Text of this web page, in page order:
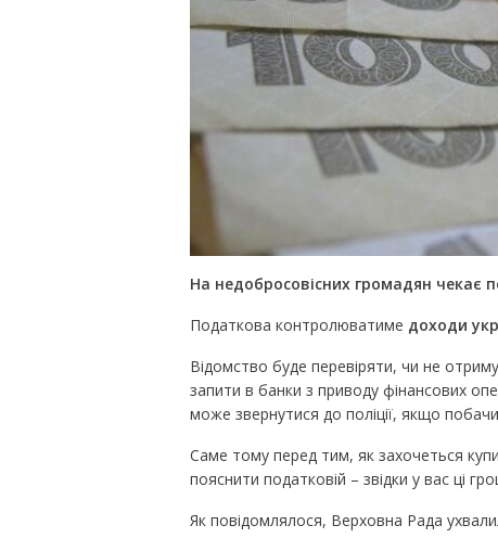
На недобросовісних громадян чекає
Податкова контролюватиме доходи
Відомство буде перевіряти, чи не
запити в банки з приводу фінансових
може звернутися до поліції, якщо
Саме тому перед тим, як захочеться
пояснити податковій – звідки у вас ці
Як повідомлялося, Верховна Рада